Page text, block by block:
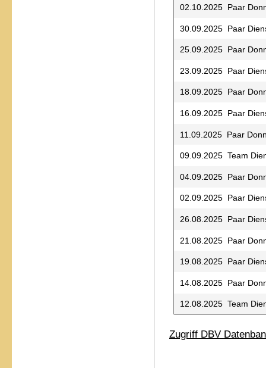
02.10.2025 Paar
30.09.2025 Paar
25.09.2025 Paar
23.09.2025 Paar
18.09.2025 Paar
16.09.2025 Paar
11.09.2025 Paar
09.09.2025 Team
04.09.2025 Paar
02.09.2025 Paar
26.08.2025 Paar
21.08.2025 Paar
19.08.2025 Paar
14.08.2025 Paar
12.08.2025 Team
Zugriff DBV